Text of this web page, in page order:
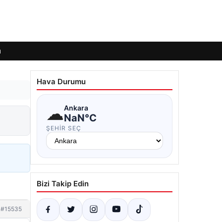
#15535
Hava Durumu
☁Ankara
NaN°C
ŞEHIR SEÇ
Bizi Takip Edin